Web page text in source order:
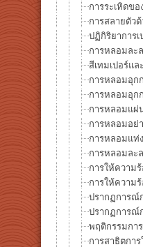
การระเหิดข
การสลายตัว
ปฏิกิริยาการ
การหลอมละ
สีเทมเปอร์แ
การหลอมอุก
การหลอมอุก
การหลอมแผ่
การหลอมอย่
การหลอมแท่
การหลอมละ
การให้ความ
การให้ความ
ปรากฏการณ์
ปรากฏการณ์
พฤติกรรมกา
การสาธิตกา